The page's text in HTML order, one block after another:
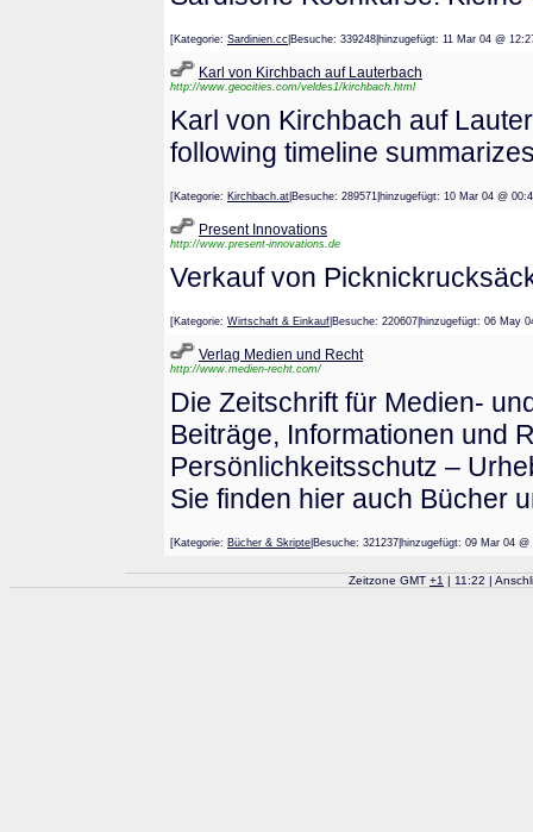
[Kategorie: Sardinien.cc |Besuche: 339248|hinzugefügt: 11 Mar 04
Karl von Kirchbach auf Lauterbach
http://www.geocities.com/veldes1/kirchbach.html
Karl von Kirchbach auf
following timeline
[Kategorie: Kirchbach.at |Besuche: 289571|hinzugefügt: 10 Mar 04
Present Innovations
http://www.present-innovations.de
Verkauf von
[Kategorie: Wirtschaft & Einkauf |Besuche: 220607|hinzugefügt: 06
Verlag Medien und Recht
http://www.medien-recht.com/
Die Zeitschrift für Medien-
Beiträge, Informationen und
Persönlichkeitsschutz –
Sie finden hier auch Bücher
[Kategorie: Bücher & Skripte |Besuche: 321237|hinzugefügt: 09 Mar
Zeitzone GMT +1 | 11:22 |